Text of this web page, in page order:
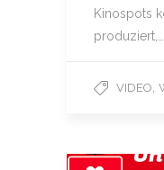
Kinospots
produziert,…
VIDEO